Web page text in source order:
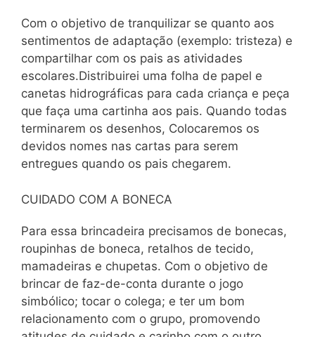
Com o objetivo de tranquilizar se quanto aos
sentimentos de adaptação (exemplo: tristeza) e
compartilhar com os pais as atividades
escolares.Distribuirei uma folha de papel e
canetas hidrográficas para cada criança e peça
que faça uma cartinha aos pais. Quando todas
terminarem os desenhos, Colocaremos os
devidos nomes nas cartas para serem
entregues quando os pais chegarem.
CUIDADO COM A BONECA
Para essa brincadeira precisamos de bonecas,
roupinhas de boneca, retalhos de tecido,
mamadeiras e chupetas. Com o objetivo de
brincar de faz-de-conta durante o jogo
simbólico; tocar o colega; e ter um bom
relacionamento com o grupo, promovendo